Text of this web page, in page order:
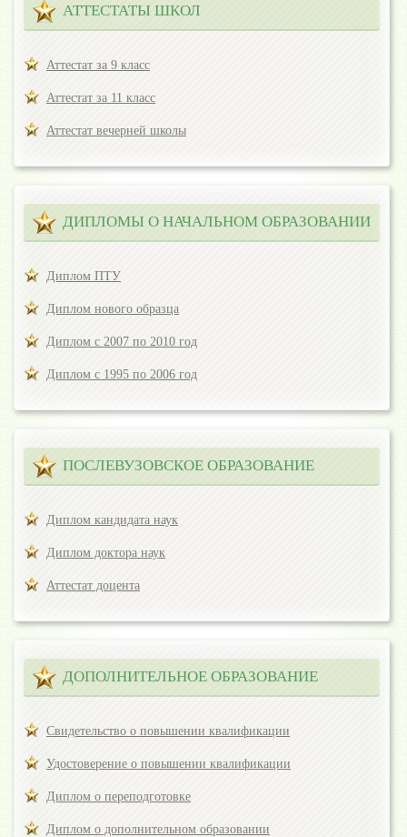
АТТЕСТАТЫ ШКОЛ
Аттестат за 9 класс
Аттестат за 11 класс
Аттестат вечерней школы
ДИПЛОМЫ О НАЧАЛЬНОМ ОБРАЗОВАНИИ
Диплом ПТУ
Диплом нового образца
Диплом с 2007 по 2010 год
Диплом с 1995 по 2006 год
ПОСЛЕВУЗОВСКОЕ ОБРАЗОВАНИЕ
Диплом кандидата наук
Диплом доктора наук
Аттестат доцента
ДОПОЛНИТЕЛЬНОЕ ОБРАЗОВАНИЕ
Свидетельство о повышении квалификации
Удостоверение о повышении квалификации
Диплом о переподготовке
Диплом о дополнительном образовании